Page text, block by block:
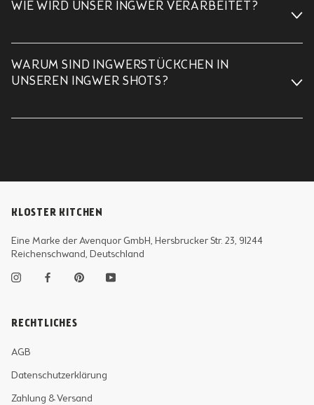
WIE WIRD UNSER INGWER VERARBEITET?
WARUM SIND INGWERSTÜCKCHEN IN
UNSEREN INGWER SHOTS?
KLOSTER KITCHEN
Eine Marke der Avenquor GmbH, Hersbrucker Str. 23, 91244
Reichenschwand, Deutschland
RECHTLICHES
AGB
Datenschutzerklärung
Zahlung & Versand